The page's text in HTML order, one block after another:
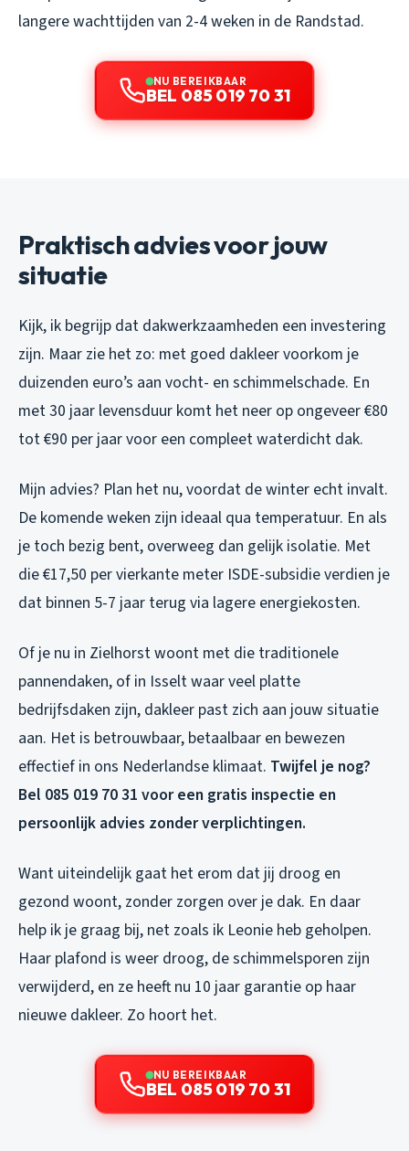
langere wachttijden van 2-4 weken in de Randstad.
NU BEREIKBAAR
BEL 085 019 70 31
Praktisch advies voor jouw
situatie
Kijk, ik begrijp dat dakwerkzaamheden een investering
zijn. Maar zie het zo: met goed dakleer voorkom je
duizenden euro’s aan vocht- en schimmelschade. En
met 30 jaar levensduur komt het neer op ongeveer €80
tot €90 per jaar voor een compleet waterdicht dak.
Mijn advies? Plan het nu, voordat de winter echt invalt.
De komende weken zijn ideaal qua temperatuur. En als
je toch bezig bent, overweeg dan gelijk isolatie. Met
die €17,50 per vierkante meter ISDE-subsidie verdien je
dat binnen 5-7 jaar terug via lagere energiekosten.
Of je nu in Zielhorst woont met die traditionele
pannendaken, of in Isselt waar veel platte
bedrijfsdaken zijn, dakleer past zich aan jouw situatie
aan. Het is betrouwbaar, betaalbaar en bewezen
effectief in ons Nederlandse klimaat. Twijfel je nog?
Bel 085 019 70 31 voor een gratis inspectie en
persoonlijk advies zonder verplichtingen.
Want uiteindelijk gaat het erom dat jij droog en
gezond woont, zonder zorgen over je dak. En daar
help ik je graag bij, net zoals ik Leonie heb geholpen.
Haar plafond is weer droog, de schimmelsporen zijn
verwijderd, en ze heeft nu 10 jaar garantie op haar
nieuwe dakleer. Zo hoort het.
NU BEREIKBAAR
BEL 085 019 70 31